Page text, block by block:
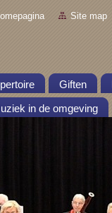
Site map
Giften
in de omgeving